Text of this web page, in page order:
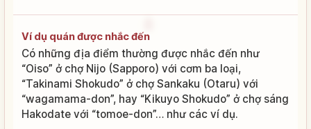
Ví dụ quán được nhắc đến
Có những địa điểm thường được nhắc đến như
“Oiso” ở chợ Nijo (Sapporo) với cơm ba loại,
“Takinami Shokudo” ở chợ Sankaku (Otaru) với
“wagamama-don”, hay “Kikuyo Shokudo” ở chợ sáng
Hakodate với “tomoe-don”… như các ví dụ.